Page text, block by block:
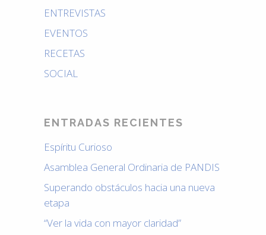
ENTREVISTAS
EVENTOS
RECETAS
SOCIAL
ENTRADAS RECIENTES
Espíritu Curioso
Asamblea General Ordinaria de PANDIS
Superando obstáculos hacia una nueva
etapa
“Ver la vida con mayor claridad”